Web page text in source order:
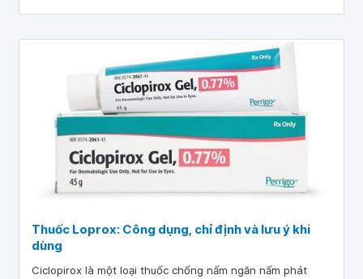
Thuốc Loprox: Công dụng, chỉ định và lưu ý khi
dùng
Ciclopirox là một loại thuốc chống nấm ngăn nấm phát